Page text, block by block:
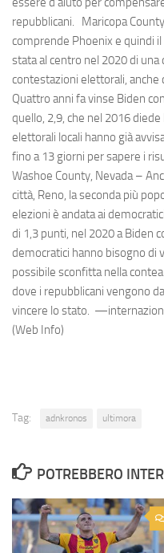
repubblicani. Maricopa
comprende Phoenix e quindi
stata al centro nel 2020 di
contestazioni elettorali, anche
Quattro anni fa vinse Biden
quello, 2,9, che nel 2016
elettorali locali hanno già
fino a 13 giorni per sapere i
Washoe County, Nevada –
città, Reno, la seconda più
elezioni è andata ai
di 1,3 punti, nel 2020 a Biden
democratici hanno bisogno di
possibile sconfitta nella
dove i repubblicani vengono
vincere lo stato.
(Web Info)
Tag: adnkronos ultimora
POTREBBERO